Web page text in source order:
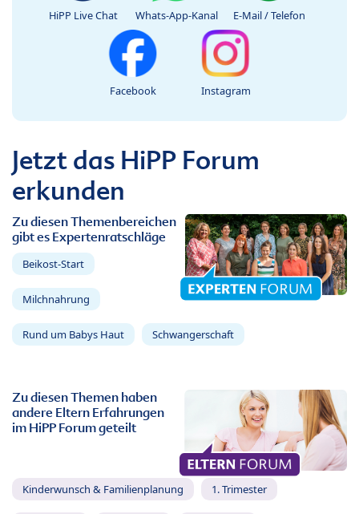
HiPP Live Chat Whats-App-Kanal E-Mail / Telefon
Facebook Instagram
Jetzt das HiPP Forum
erkunden
Zu diesen Themenbereichen
gibt es Expertenratschläge
Beikost-Start
Milchnahrung
Rund um Babys Haut Schwangerschaft
Zu diesen Themen haben
andere Eltern Erfahrungen
im HiPP Forum geteilt
Kinderwunsch & Familienplanung 1. Trimester